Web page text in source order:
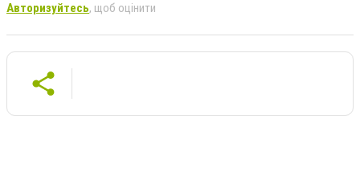
Авторизуйтесь, щоб оцінити